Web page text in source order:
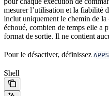
mesurer l’utilisation et la fiabilité
inclut uniquement le chemin de la
échoué, combien de temps elle a
format de sortie. Il ne contient
Pour le désactiver, définissez
Shell